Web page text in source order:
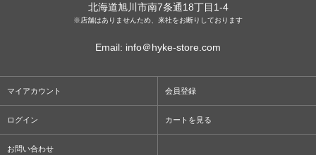
北海道旭川市南7条通18丁目1-4
※店舗はありませんため、来社をお断りしております
Email: info＠hyke-store.com
マイアカウント 会員登録
ログイン カートを見る
お問い合わせ